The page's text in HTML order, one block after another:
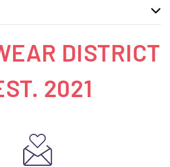
DISTRICT
2021